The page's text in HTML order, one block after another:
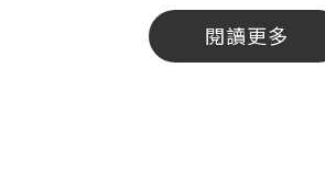
閱讀更多